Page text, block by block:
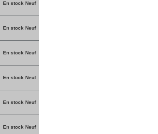
En stock Neuf
En stock Neuf
En stock Neuf
En stock Neuf
En stock Neuf
En stock Neuf